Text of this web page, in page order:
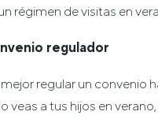
régimen de visitas en
regulador
regular un convenio
veas a tus hijos en